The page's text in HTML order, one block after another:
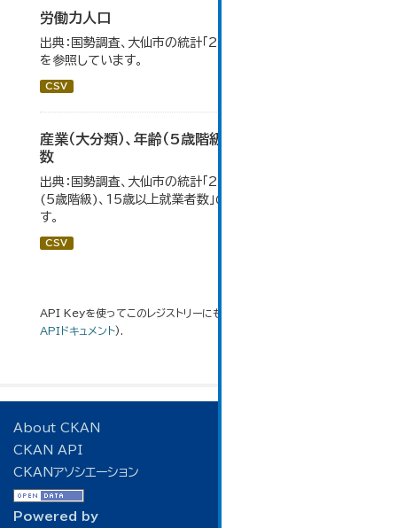
労働力人口
出典：国勢調査、大仙市の統計「2-6 労働力人口」のデータ
を参照しています。
CSV
産業（大分類）、年齢（5歳階級）、15歳以上就業者
数
出典：国勢調査、大仙市の統計「2-7 産業(大分類)、年齢
(5歳階級)、15歳以上就業者数」のデータを参照していま
す。
CSV
API Keyを使ってこのレジストリーにもアクセス可能です
APIドキュメント).
About CKAN
CKAN API
CKANアソシエーション
Powered by